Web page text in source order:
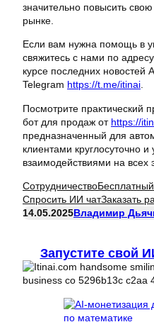
значительно повысить
рынке.
Если вам нужна помощь в
свяжитесь с нами по
курсе последних новостей
Telegram https://t.me/itinai.
Посмотрите практический
бот для продаж от https://
предназначенный для
клиентами круглосуточно и
взаимодействиями на всех
Сотрудничество
Спросить ИИ чатЗаказать
14.05.2025Владимир
Запустите свой